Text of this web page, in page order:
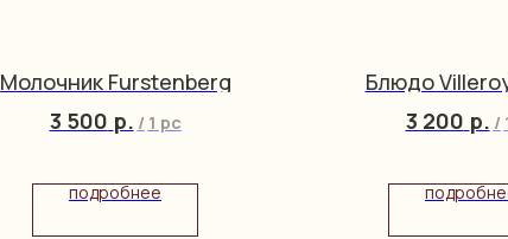
Молочник Furstenberg
3 500 р. / 1 pc
подробнее
Блюдо
3 200 р. /